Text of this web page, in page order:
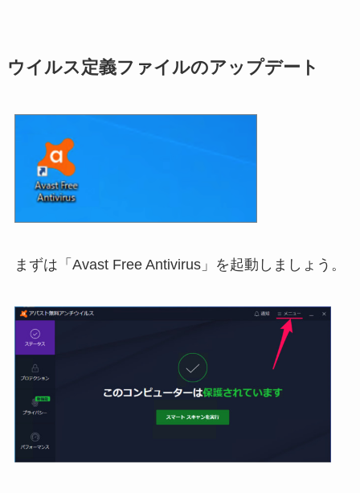
ウイルス定義ファイルのアップデート
まずは「Avast Free Antivirus」を起動しましょう。